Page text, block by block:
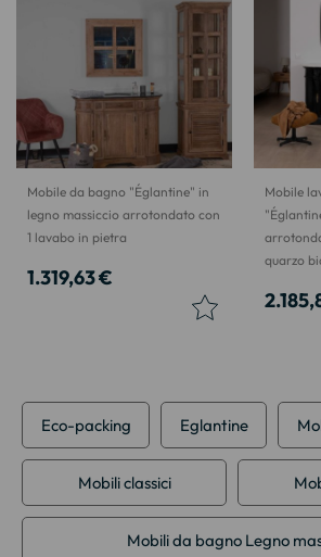
Mobile da bagno "Églantine" in
legno massiccio arrotondato con
1 lavabo in pietra
1.319,63 €
Mobile
quarzo
Eco-packing Eglantine
Mobili classici
Mobili da bagno Legno